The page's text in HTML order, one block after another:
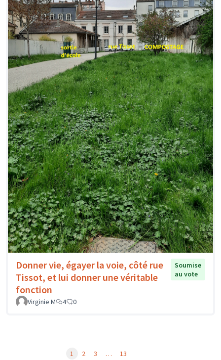
Donner vie, égayer la voie, côté rue
Tissot, et lui donner une véritable
fonction
Soumise
au vote
Virginie M 4 0
1 2 3 … 13